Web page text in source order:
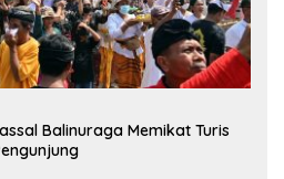
Balinuraga Memikat Turis